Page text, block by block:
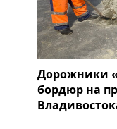
Дорожники
бордюр на